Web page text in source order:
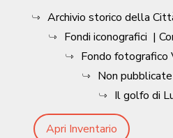
Archivio storico della
Fondi iconografici |
Fondo fotografico
Non pubblicate
Il golfo di
Apri Inventario